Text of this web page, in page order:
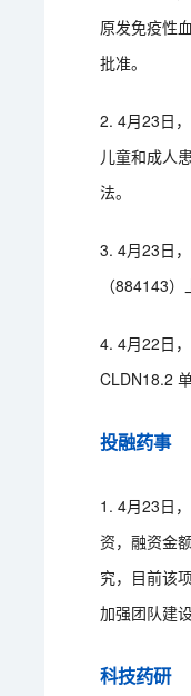
原发免疫性
批准。
2. 4月23日
儿童和成人
法。
3. 4月23日
（884143
4. 4月22日
CLDN18.2
投融药事
1. 4月23日
资，融资金
究，目前该
加强团队建
科技药研